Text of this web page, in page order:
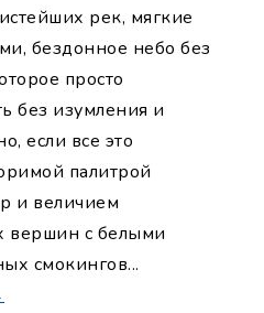
рек, мягкие
бездонное небо без
просто
без изумления и
если все это
палитрой
и величием
с белыми
смокингов...